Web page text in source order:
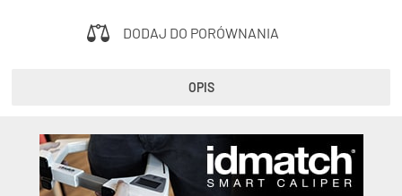
zakupy!
DODAJ DO PORÓWNANIA
OPIS